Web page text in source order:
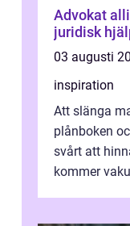
Advokat allingsås så
juridisk
03 augusti
inspiration
Att slänga
plånboken
svårt att
kommer